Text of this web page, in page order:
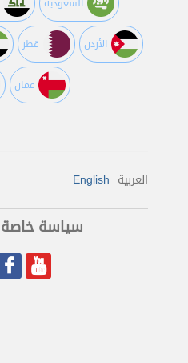
اﻷردن قطر
عمان
العربية English
سياسة خاصة